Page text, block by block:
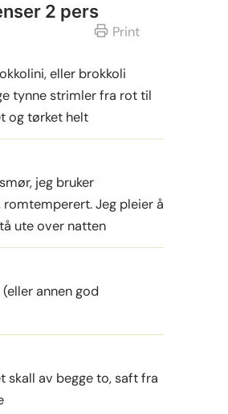
Print
2 pers
eller brokkoli
tynne strimler fra rot til
og tørket helt
jeg bruker
romtemperert. Jeg pleier å
ute over natten
annen god
skall av begge to, saft fra